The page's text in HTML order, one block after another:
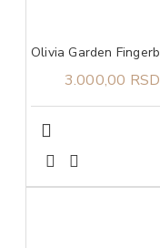
3.000,00 RSD